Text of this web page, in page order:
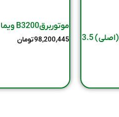
قیمت و خرید موتور برق ایمر استارتی (اصلی) 3.5
موتوربرقB3200 ویما
98,200,445تومان